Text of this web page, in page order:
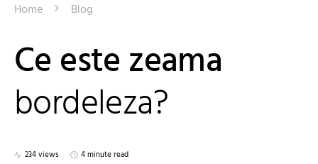
Home Blog
Ce este zeama
bordeleza?
234 views 4 minute read